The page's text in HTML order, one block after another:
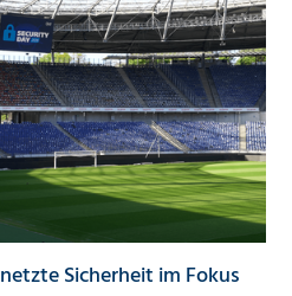
Sicherheit im Fokus